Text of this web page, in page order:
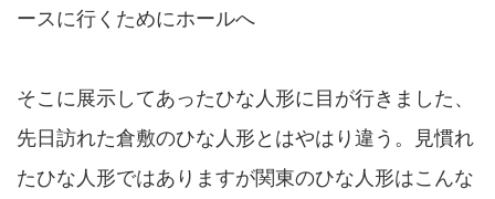
ースに行くためにホールへ
そこに展示してあったひな人形に目が行きました、
先日訪れた倉敷のひな人形とはやはり違う。見慣れ
たひな人形ではありますが関東のひな人形はこんな